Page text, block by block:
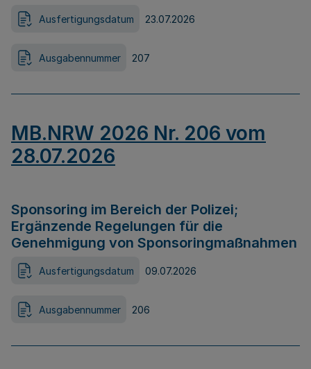
Ausfertigungsdatum 23.07.2026
Ausgabennummer 207
MB.NRW 2026 Nr. 206 vom
28.07.2026
Sponsoring im Bereich der Polizei;
Ergänzende Regelungen für die
Genehmigung von Sponsoringmaßnahmen
Ausfertigungsdatum 09.07.2026
Ausgabennummer 206